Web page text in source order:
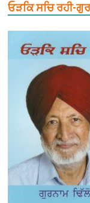
ਓੜਕਿ ਸਚਿ ਰਹੀ-